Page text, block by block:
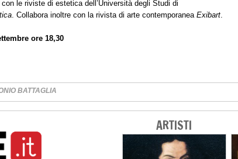
le riviste di estetica dell’Università degli Studi di
. Collabora inoltre con la rivista di arte contemporanea Exibart
ore 18,30
BATTAGLIA
ARTISTI